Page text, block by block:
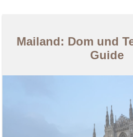
Mailand: Dom und
Guide